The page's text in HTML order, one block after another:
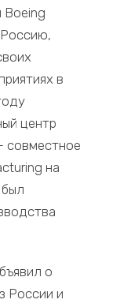
Boeing
в
центр
на
о
России и